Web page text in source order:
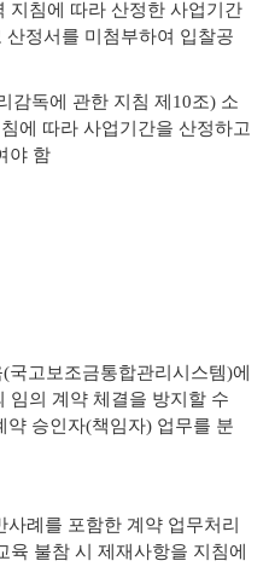
지침에 따라 산정한 사업기간
정서를 미첨부하여 입찰공
감독에 관한 지침 제10조) 소
에 따라 사업기간을 산정하고
야 함
고보조금통합관리시스템)에
임의 계약 체결을 방지할 수
약 승인자(책임자) 업무를 분
례를 포함한 계약 업무처리
불참 시 제재사항을 지침에